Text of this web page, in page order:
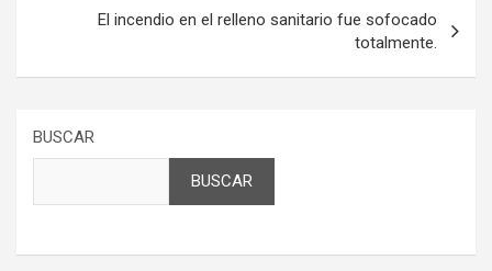
El incendio en el relleno sanitario fue sofocado
totalmente.
BUSCAR
BUSCAR